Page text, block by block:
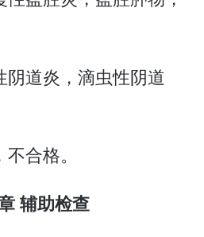
阴道炎，滴虫性阴道
合格。
辅助检查